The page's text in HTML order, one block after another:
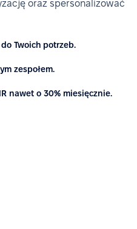
oraz spersonalizować
Twoich potrzeb.
zespołem.
nawet o 30% miesięcznie.